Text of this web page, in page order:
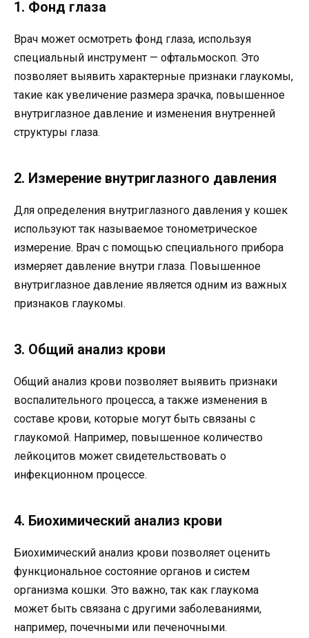
1. Фонд глаза
Врач может осмотреть фонд глаза, используя
специальный инструмент — офтальмоскоп. Это
позволяет выявить характерные признаки глаукомы,
такие как увеличение размера зрачка, повышенное
внутриглазное давление и изменения внутренней
структуры глаза.
2. Измерение внутриглазного давления
Для определения внутриглазного давления у кошек
используют так называемое тонометрическое
измерение. Врач с помощью специального прибора
измеряет давление внутри глаза. Повышенное
внутриглазное давление является одним из важных
признаков глаукомы.
3. Общий анализ крови
Общий анализ крови позволяет выявить признаки
воспалительного процесса, а также изменения в
составе крови, которые могут быть связаны с
глаукомой. Например, повышенное количество
лейкоцитов может свидетельствовать о
инфекционном процессе.
4. Биохимический анализ крови
Биохимический анализ крови позволяет оценить
функциональное состояние органов и систем
организма кошки. Это важно, так как глаукома
может быть связана с другими заболеваниями,
например, почечными или печеночными.